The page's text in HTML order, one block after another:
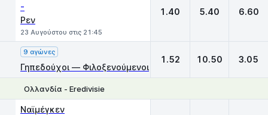
-
Ρεν
23 Αυγούστου στις 21:45
1.40 5.40 6.60
9 αγώνες
Γηπεδούχοι — Φιλοξενούμενοι
1.52 10.50 3.05
Ολλανδία - Eredivisie
Ναϊμέγκεν